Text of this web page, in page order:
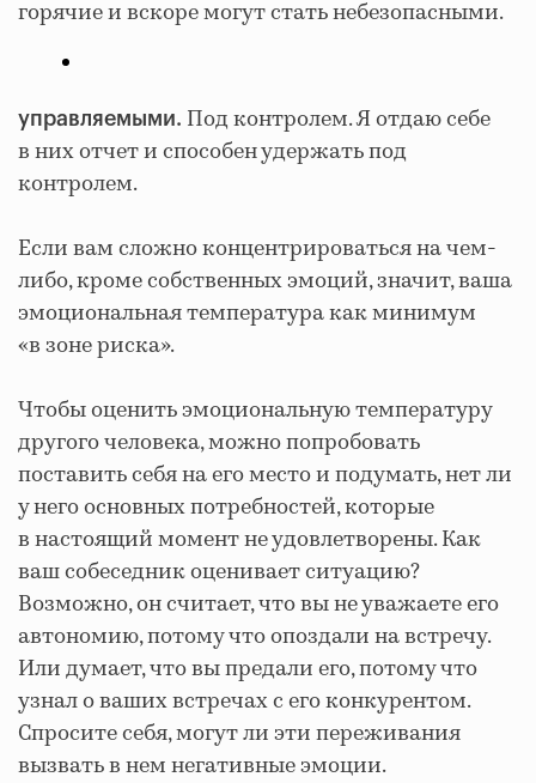
горячие и вскоре могут стать небезопасными.
управляемыми. Под контролем. Я отдаю себе
в них отчет и способен удержать под
контролем.
Если вам сложно концентрироваться на чем-
либо, кроме собственных эмоций, значит, ваша
эмоциональная температура как минимум
«в зоне риска».
Чтобы оценить эмоциональную температуру
другого человека, можно попробовать
поставить себя на его место и подумать, нет ли
у него основных потребностей, которые
в настоящий момент не удовлетворены. Как
ваш собеседник оценивает ситуацию?
Возможно, он считает, что вы не уважаете его
автономию, потому что опоздали на встречу.
Или думает, что вы предали его, потому что
узнал о ваших встречах с его конкурентом.
Спросите себя, могут ли эти переживания
вызвать в нем негативные эмоции.